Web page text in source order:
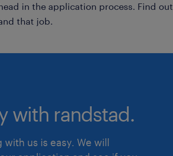
in the application process. Find out
that job.
with randstad.
with us is easy. We will